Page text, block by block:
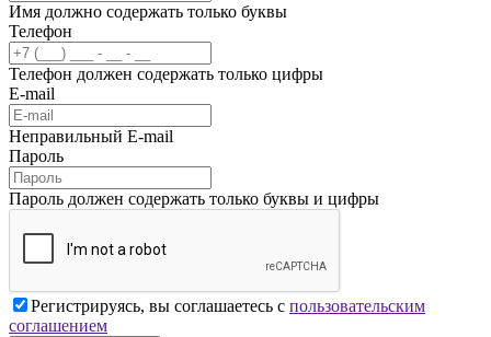
Имя должно содержать только буквы
Телефон
Телефон должен содержать только цифры
E-mail
Неправильный E-mail
Пароль
Пароль должен содержать только буквы и цифры
Регистрируясь, вы соглашаетесь с пользовательским
соглашением